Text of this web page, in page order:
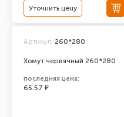
Уточнить цену
Хомут червячный 260*280
Артикул: 260*280
последняя цена:
65.57 ₽